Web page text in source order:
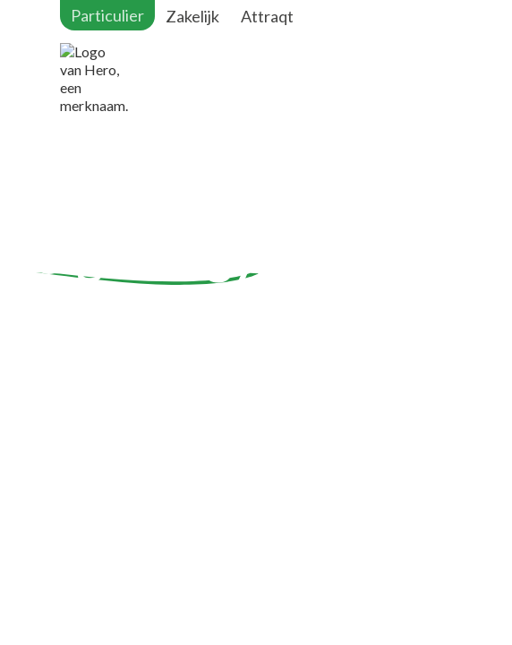
Particulier Zakelijk Attraqt